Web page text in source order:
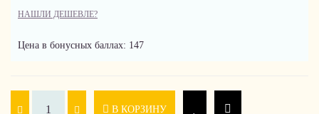
НАШЛИ ДЕШЕВЛЕ?
Цена в бонусных баллах: 147
В КОРЗИНУ